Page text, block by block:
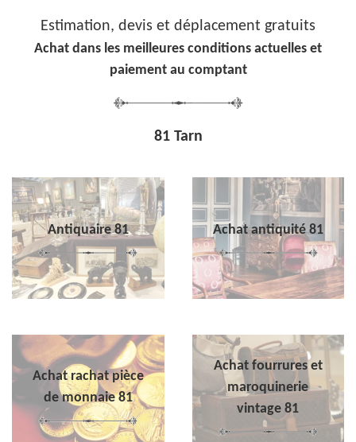
Estimation, devis et déplacement gratuits
Achat dans les meilleures conditions actuelles et
paiement au comptant
81 Tarn
Antiquaire 81 Achat antiquité 81
Achat rachat pièce
de monnaie 81
Achat fourrures et
maroquinerie
vintage 81